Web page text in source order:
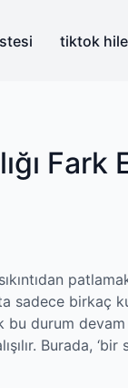
tiktok
birkaç
durum
Burada, ‘bir